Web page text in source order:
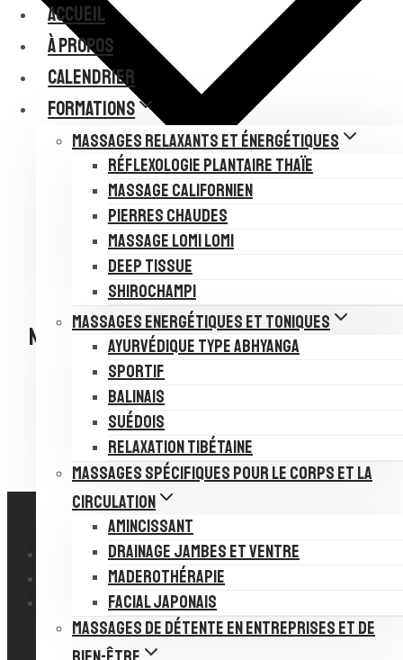
ACCUEIL
À PROPOS
CALENDRIER
FORMATIONS
MASSAGES RELAXANTS ET ÉNERGÉTIQUES
RÉFLEXOLOGIE PLANTAIRE THAÏE
MASSAGE CALIFORNIEN
PIERRES CHAUDES
MASSAGE LOMI LOMI
DEEP TISSUE
SHIROCHAMPI
MASSAGES ENERGÉTIQUES ET TONIQUES
AYURVÉDIQUE TYPE ABHYANGA
SPORTIF
BALINAIS
SUÉDOIS
RELAXATION TIBÉTAINE
MASSAGES SPÉCIFIQUES POUR LE CORPS ET LA
CIRCULATION
AMINCISSANT
DRAINAGE JAMBES ET VENTRE
MADEROTHÉRAPIE
FACIAL JAPONAIS
MASSAGES DE DÉTENTE EN ENTREPRISES ET DE
Google Agenda
iCalendar
Outlook 365
Outlook Live
Navigation Évènement
Formation Madérothérapie
Massage Brésilien
MENTIONS LÉGALES
DES QUESTIONS ?
CONTACT